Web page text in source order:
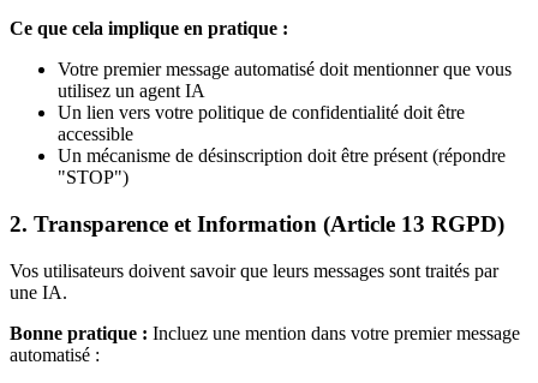
Ce que cela implique en pratique :
Votre premier message automatisé doit mentionner que vous
utilisez un agent IA
Un lien vers votre politique de confidentialité doit être
accessible
Un mécanisme de désinscription doit être présent (répondre
"STOP")
2. Transparence et Information (Article 13 RGPD)
Vos utilisateurs doivent savoir que leurs messages sont traités par
une IA.
Bonne pratique : Incluez une mention dans votre premier message
automatisé :